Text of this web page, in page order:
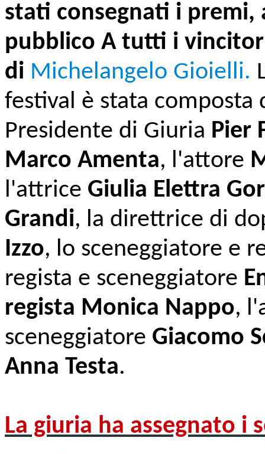
stati consegnati i premi,
pubblico A tutti i
di Michelangelo Gioielli.
festival è stata
Presidente di Giuria Pier
Marco Amenta, l'attore
l'attrice Giulia Elettra
Grandi, la direttrice di
Izzo, lo sceneggiatore e
regista e sceneggiatore
regista Monica Nappo,
sceneggiatore Giacomo
Anna Testa.
La giuria ha assegnato i